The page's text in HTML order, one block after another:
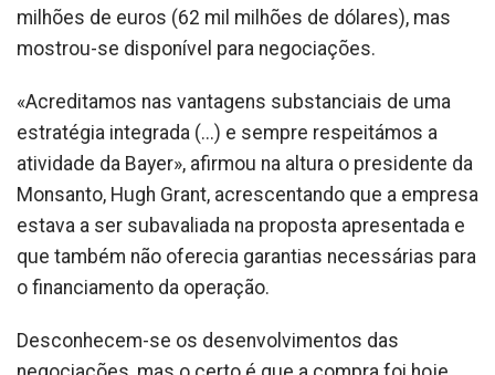
milhões de euros (62 mil milhões de dólares), mas
mostrou-se disponível para negociações.
«Acreditamos nas vantagens substanciais de uma
estratégia integrada (...) e sempre respeitámos a
atividade da Bayer», afirmou na altura o presidente da
Monsanto, Hugh Grant, acrescentando que a empresa
estava a ser subavaliada na proposta apresentada e
que também não oferecia garantias necessárias para
o financiamento da operação.
Desconhecem-se os desenvolvimentos das